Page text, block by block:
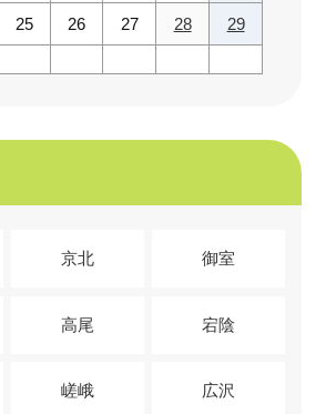
25 26 27 28
29
京北 御室
高尾 宕陰
嵯峨 広沢